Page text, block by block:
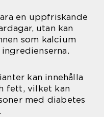
en uppfriskande
utan kan
som kalcium
kan innehålla
fett, vilket kan
med diabetes